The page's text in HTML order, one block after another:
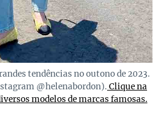
tendências no outono de 2023.
@helenabordon). Clique na
modelos de marcas famosas.